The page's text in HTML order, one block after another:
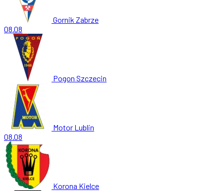
Gornik Zabrze
08.08
Pogon Szczecin
Motor Lublin
08.08
Korona Kielce